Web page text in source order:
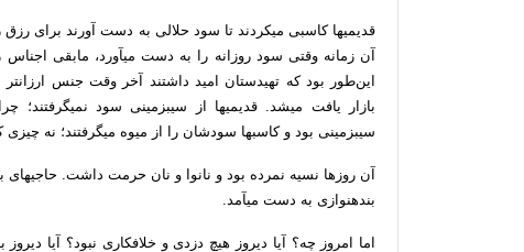
قدیمیها کاسبی میکردند تا سود حلالی به دست آورند برای رزق
آن زمانه وقتی سود روزانه را به دست میآورد، مابقی اجناس
اینطور بود که تهیدستان امید داشتند آخر وقت جنس ارزانتر
بازار
یافت میشد .قدیمیها از سیبزمینی سود نمیگرفتند؛
سیبزمینی بود و کاسبها سودشان را از میوه میگرفتند؛ نه چیزی
آن روزها نسیه نمرده بود و نانوا و نان حرمت داشت حاجیهای
بندهنوازی به دست میآمد
اما امروز چه؟ آیا دیروز هیچ دزدی و خلافکاری نبود؟ آیا دیروز